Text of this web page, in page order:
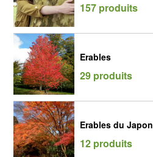
157 produits
Erables
29 produits
Erables du Japon
12 produits